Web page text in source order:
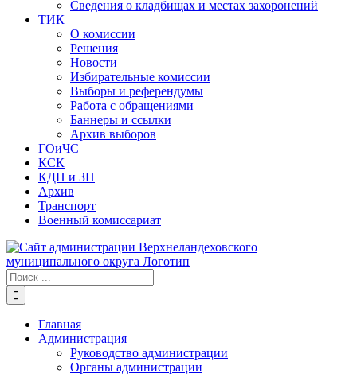
Сведения о кладбищах и местах захоронений
ТИК
О комиссии
Решения
Новости
Избирательные комиссии
Выборы и референдумы
Работа с обращениями
Баннеры и ссылки
Архив выборов
ГОиЧС
КСК
КДН и ЗП
Архив
Транспорт
Военный комиссариат
Результат
поиска:
Главная
Администрация
Руководство администрации
Органы администрации